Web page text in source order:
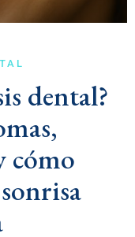
dental?
cómo